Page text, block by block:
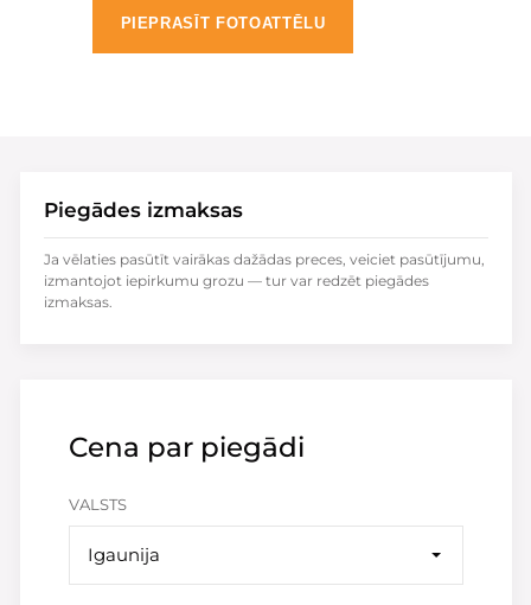
PIEPRASĪT FOTOATTĒLU
Cena par piegādi
VALSTS
Igaunija
Piegādes izmaksas
Ja vēlaties pasūtīt vairākas dažādas preces, veiciet pasūtījumu,
izmantojot iepirkumu grozu — tur var redzēt piegādes
izmaksas.